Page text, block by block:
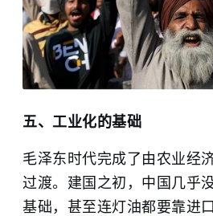
五、工业化的基础
毛泽东时代完成了由农业经
过渡。建国之初，中国几乎
基础，甚至连灯油都要靠进